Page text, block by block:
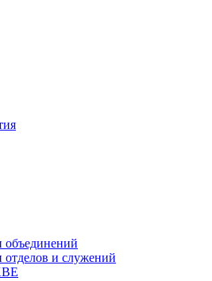
объединений
отделов и служений